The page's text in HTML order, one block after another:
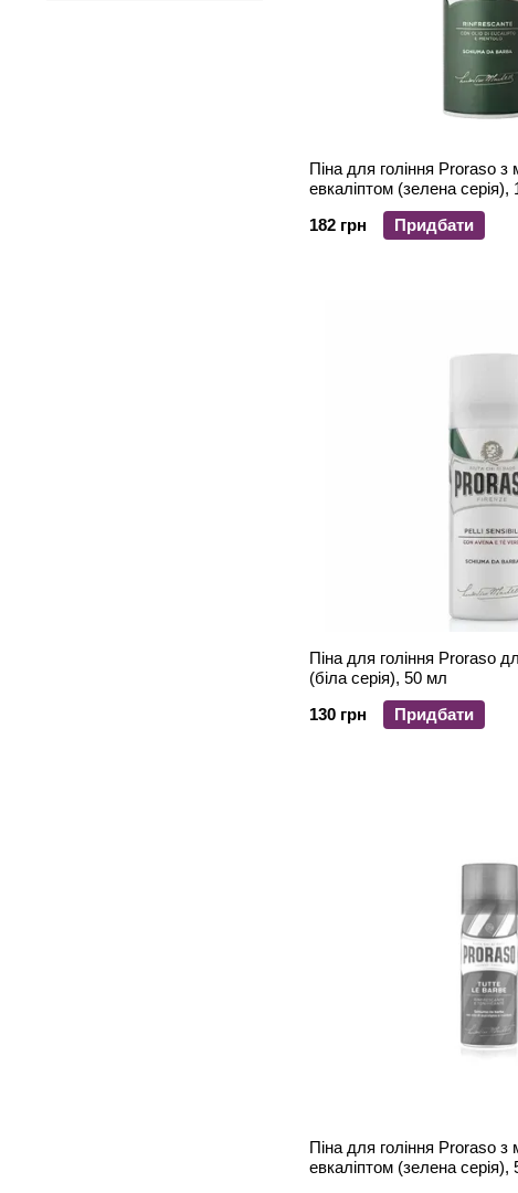
Піна для гоління Proraso з
евкаліптом (зелена серія),
182 грн
Придбати
Піна для гоління Proraso для чутливої шкіри
(біла серія), 50 мл
130 грн
Придбати
Піна для гоління Proraso з
евкаліптом (зелена серія),